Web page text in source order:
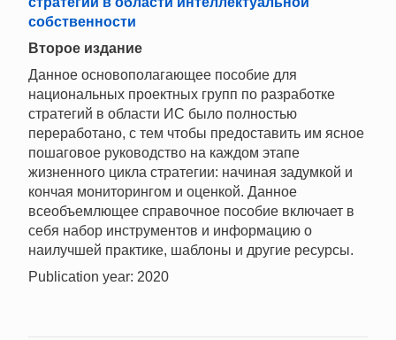
собственности
Второе издание
Данное основополагающее пособие для
национальных проектных групп по разработке
стратегий в области ИС было полностью
переработано, с тем чтобы предоставить им ясное
пошаговое руководство на каждом этапе
жизненного цикла стратегии: начиная задумкой и
кончая мониторингом и оценкой. Данное
всеобъемлющее справочное пособие включает в
себя набор инструментов и информацию о
наилучшей практике, шаблоны и другие ресурсы.
Publication year: 2020